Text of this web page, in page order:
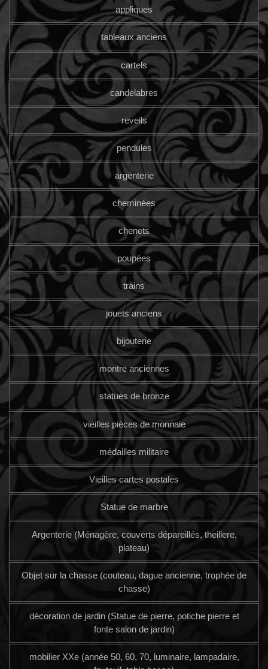
appliques
tableaux anciens
cartels
candelabres
reveils
pendules
argenterie
cheminées
chenets
poupées
trains
jouets anciens
bijouterie
montre anciennes
statues de bronze
vieilles pièces de monnaie
médailles militaire
Vieilles cartes postales
Statue de marbre
Argenterie (Ménagère, couverts dépareillés, theillere,
plateau)
Objet sur la chasse (couteau, dague ancienne, trophée de
chasse)
décoration de jardin (Statue de pierre, potiche pierre et
fonte salon de jardin)
mobilier XXe (année 50, 60, 70, luminaire, lampadaire,